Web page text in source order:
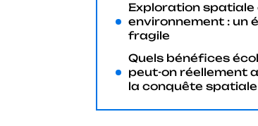
Exploration spatiale
environnement : un
fragile
Quels bénéfices
peut-on réellement
la conquête spatiale